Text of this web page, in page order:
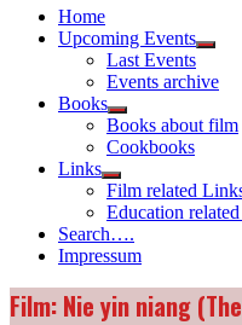
Home
Upcoming Events
Show
menu
Last Events
Events archive
Books
Show
sub
menu
Books about film
Cookbooks
Links
Show
sub
menu
Film related
Education
Search….
Impressum
Film: Nie yin niang